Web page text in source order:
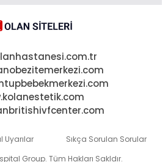
Uyarılar
Sıkça Sorulan Sorular
Group. Tüm Hakları Sakldır.